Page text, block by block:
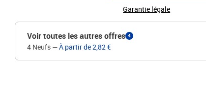
Garantie légale
Voir toutes les autres offres 4
4 Neufs —À partir de 2,82 €